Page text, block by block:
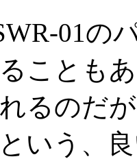
01の
ことも
るのだ
いう、